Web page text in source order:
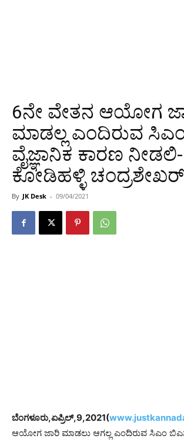
6ನೇ ವೇತನ ಆಯೋಗ
ಮಾಡಲ್ಲ ಎಂದಿರುವ
ವೈಜ್ಞಾನಿಕ ಕಾರಣ ನೀಡಲಿ-
ಕೋಡಿಹಳ್ಳಿ
By JK Desk - 09/04/2021
ಬೆಂಗಳೂರು,ಏಪ್ರಿಲ್,9,2021(
ಆಯೋಗ ಜಾರಿ ಮಾಡಲು ಆಗಲ್ಲ ಎಂದಿರುವ ಸಿಎಂ